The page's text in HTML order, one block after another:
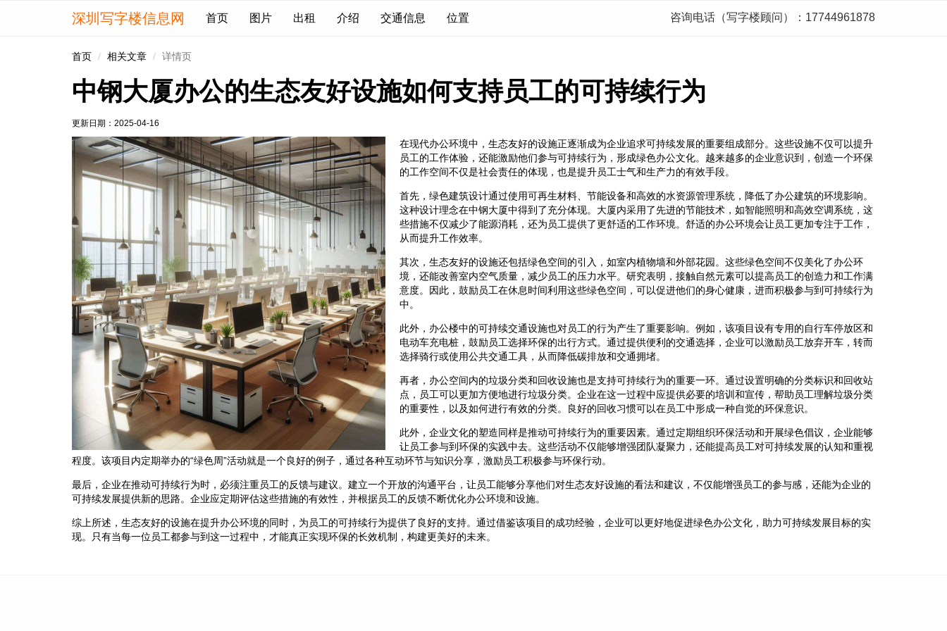
深圳写字楼信息网 首页 图片 出租 介绍 交通信息 位置 咨询电话（写字楼顾问）：17744961878
首页 相关文章 详情页
中钢大厦办公的生态友好设施如何支持员工的可持续行为
更新日期： 2025-04-16
在现代办公环境中，生态友好的设施正逐渐成为企业追求可持续发展的重要组成部分。这些设施不仅可以提升
员工的工作体验，还能激励他们参与可持续行为，形成绿色办公文化。越来越多的企业意识到，创造一个环保
的工作空间不仅是社会责任的体现，也是提升员工士气和生产力的有效手段。
首先，绿色建筑设计通过使用可再生材料、节能设备和高效的水资源管理系统，降低了办公建筑的环境影响。
这种设计理念在中钢大厦中得到了充分体现。大厦内采用了先进的节能技术，如智能照明和高效空调系统，这
些措施不仅减少了能源消耗，还为员工提供了更舒适的工作环境。舒适的办公环境会让员工更加专注于工作，
从而提升工作效率。
其次，生态友好的设施还包括绿色空间的引入，如室内植物墙和外部花园。这些绿色空间不仅美化了办公环
境，还能改善室内空气质量，减少员工的压力水平。研究表明，接触自然元素可以提高员工的创造力和工作满
意度。因此，鼓励员工在休息时间利用这些绿色空间，可以促进他们的身心健康，进而积极参与到可持续行为
中。
此外，办公楼中的可持续交通设施也对员工的行为产生了重要影响。例如，该项目设有专用的自行车停放区和
电动车充电桩，鼓励员工选择环保的出行方式。通过提供便利的交通选择，企业可以激励员工放弃开车，转而
选择骑行或使用公共交通工具，从而降低碳排放和交通拥堵。
再者，办公空间内的垃圾分类和回收设施也是支持可持续行为的重要一环。通过设置明确的分类标识和回收站
点，员工可以更加方便地进行垃圾分类。企业在这一过程中应提供必要的培训和宣传，帮助员工理解垃圾分类
的重要性，以及如何进行有效的分类。良好的回收习惯可以在员工中形成一种自觉的环保意识。
此外，企业文化的塑造同样是推动可持续行为的重要因素。通过定期组织环保活动和开展绿色倡议，企业能够
让员工参与到环保的实践中去。这些活动不仅能够增强团队凝聚力，还能提高员工对可持续发展的认知和重视
程度。该项目内定期举办的“绿色周”活动就是一个良好的例子，通过各种互动环节与知识分享，激励员工积极参与环保行动。
最后，企业在推动可持续行为时，必须注重员工的反馈与建议。建立一个开放的沟通平台，让员工能够分享他们对生态友好设施的看法和建议，不仅能增强员工的参与感，还能为企业的
可持续发展提供新的思路。企业应定期评估这些措施的有效性，并根据员工的反馈不断优化办公环境和设施。
综上所述，生态友好的设施在提升办公环境的同时，为员工的可持续行为提供了良好的支持。通过借鉴该项目的成功经验，企业可以更好地促进绿色办公文化，助力可持续发展目标的实
现。只有当每一位员工都参与到这一过程中，才能真正实现环保的长效机制，构建更美好的未来。